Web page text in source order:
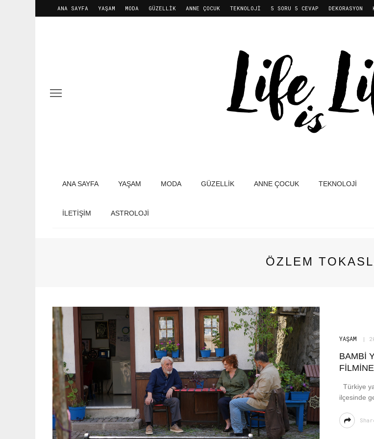
ANA SAYFA YAŞAM MODA GÜZELLIK ANNE ÇOCUK TEKNOLOJI 5 SORU 5 CEVAP DEKORASYON
ANA SAYFA YAŞAM MODA GÜZELLIK ANNE ÇOCUK TEKNOLOJI
İLETIŞIM ASTROLOJİ
ÖZLEM
YAŞAM
BAMBI
Türkiye
ilçesinde